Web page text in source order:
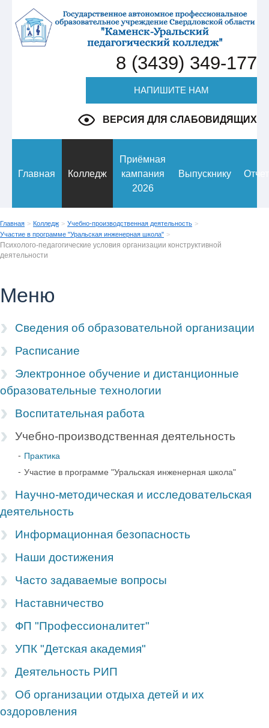
8 (3439) 349-177
НАПИШИТЕ НАМ
ВЕРСИЯ ДЛЯ СЛАБОВИДЯЩИХ
Главная Колледж
Приёмная
кампания
2026
Выпускнику
Главная > Колледж > Учебно-производственная деятельность >
Участие в программе "Уральская инженерная школа" >
Психолого-педагогические условия организации конструктивной
деятельности
Меню
Сведения об образовательной организации
Расписание
Электронное обучение и дистанционные
образовательные технологии
Воспитательная работа
Учебно-производственная деятельность
Практика
Участие в программе "Уральская инженерная школа"
Научно-методическая и исследовательская
деятельность
Информационная безопасность
Наши достижения
Часто задаваемые вопросы
Наставничество
ФП "Профессионалитет"
УПК "Детская академия"
Деятельность РИП
Об организации отдыха детей и их
оздоровления